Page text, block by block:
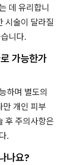
데 유리합니
시술이 달라질
니다.
가능한가
하며 별도의
만 개인 피부
후 주의사항은
.
나요?